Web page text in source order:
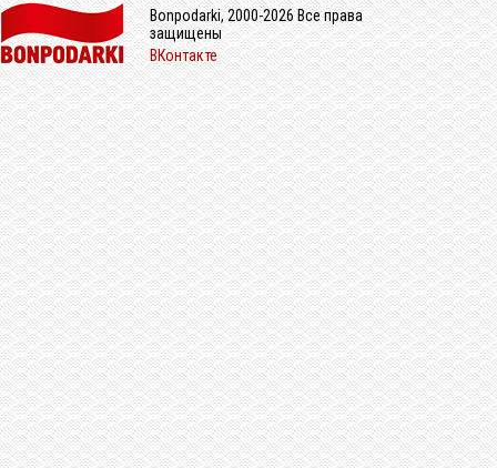
Bonpodarki, 2000-2026 Все права
защищены
ВКонтакте